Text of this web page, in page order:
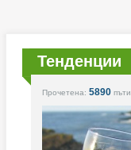
Тенденции
Прочетена: 5890 пъти